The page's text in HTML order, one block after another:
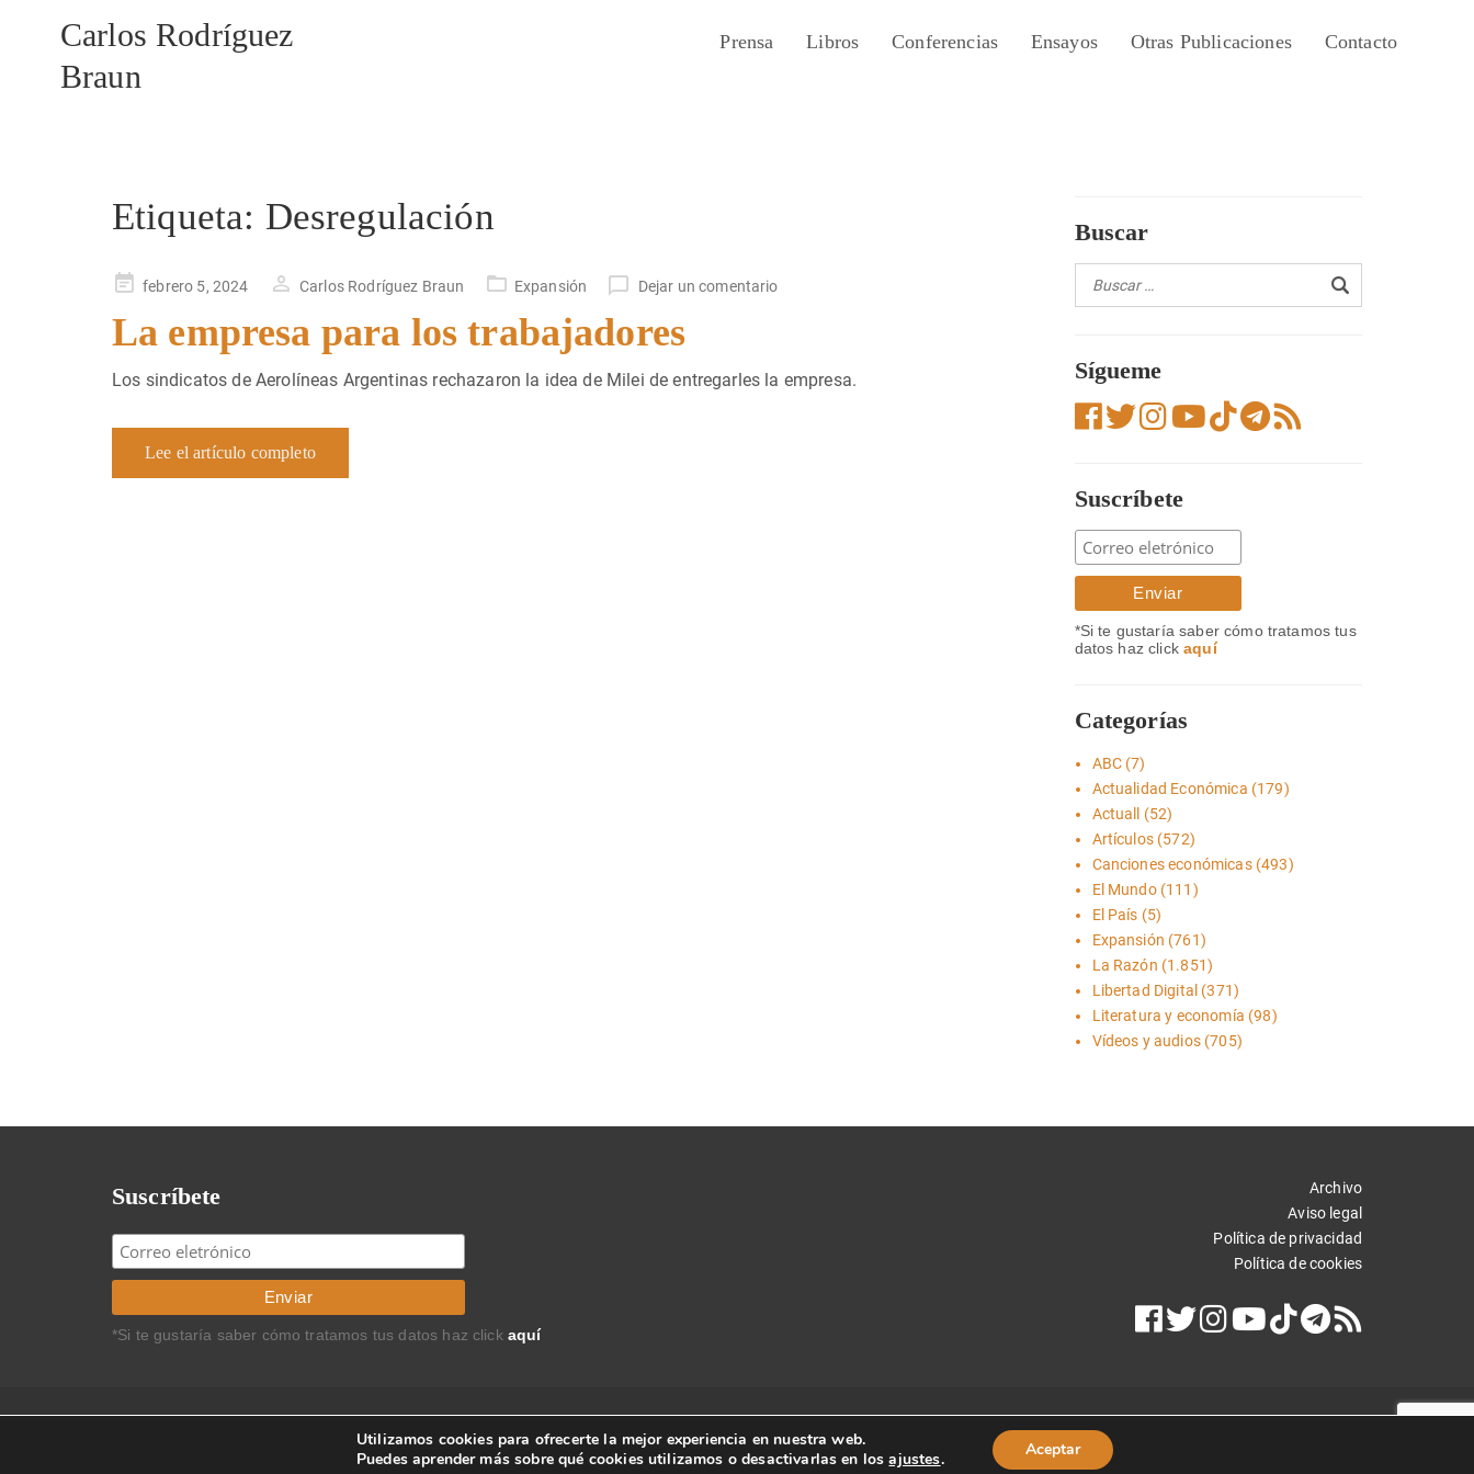
Carlos Rodríguez
Braun
Prensa Libros Conferencias Ensayos Otras Publicaciones Contacto
Etiqueta: Desregulación
Publicado
febrero 5, 2024 Carlos Rodríguez Braun Expansión Dejar un comentario
La empresa para los trabajadores
Los sindicatos de Aerolíneas Argentinas rechazaron la idea de Milei de entregarles la empresa.
Lee el artículo completo
Buscar
Sígueme
Suscríbete
*Si te gustaría saber cómo tratamos tus
datos haz clickaquí
Categorías
ABC(7)
Actualidad Económica (179)
Actuall
(52)
Artículos(572)
Canciones económicas(493)
El Mundo(111)
El País (5)
Expansión (761)
La Razón (1.851)
Libertad Digital (371)
Literatura y economía (98)
Vídeos y audios(705)
Suscríbete
*Si te gustaría saber cómo tratamos tus datos haz click aquí
Archivo
Aviso legal
Política de privacidad
Política de cookies
Copyright © 2024 Carlos Rodríguez Braun. Todos los derechos reservados.
Utilizamos cookies para ofrecerte la mejor experiencia en nuestra web.
Puedes aprender más sobre qué cookies utilizamos o desactivarlas en losajustes. Aceptar